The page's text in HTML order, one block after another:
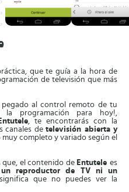
que te guía a la hora de
de televisión que más
pegado al control remoto de tu
programación para hoy!,
Entutele, te encontrarás con la
canales detelevisión abierta y
completo y variado según el
el contenido de Entutelees
reproductor de TV ni un
que no puedes ver la